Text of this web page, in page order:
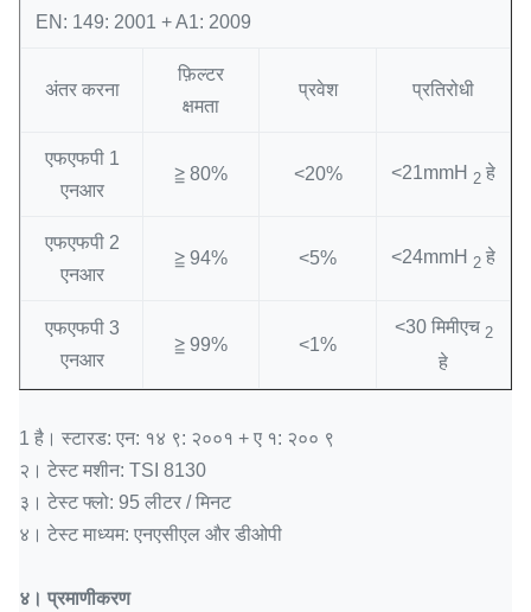
EN: 149: 2001 + A1: 2009
अंतर करना
फ़िल्टर
क्षमता
प्रवेश प्रतिरोधी
एफएफपी 1
एनआर
≧ 80% <20% <21mmH 2 हे
एफएफपी 2
एनआर
≧ 94% <5% <24mmH 2 हे
एफएफपी 3
एनआर
≧ 99% <1%
<30 मिमीएच 2
हे
1 है। स्टारड: एन: १४ ९: २००१ + ए १: २०० ९
२। टेस्ट मशीन: TSI 8130
३। टेस्ट फ्लो: 95 लीटर / मिनट
४। टेस्ट माध्यम: एनएसीएल और डीओपी
४। प्रमाणीकरण